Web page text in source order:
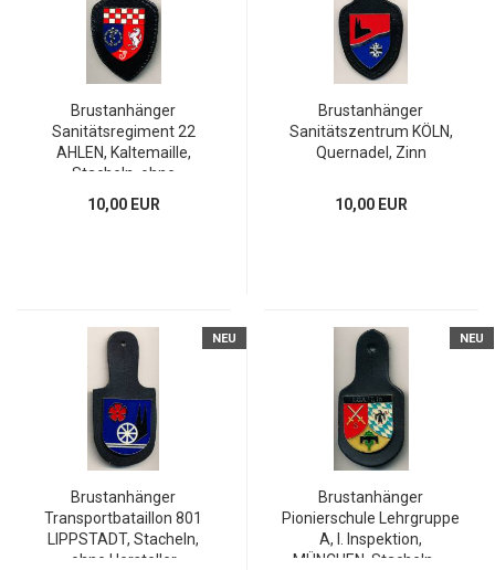
Brustanhänger
Sanitätsregiment 22
AHLEN, Kaltemaille,
Stacheln, ohne
Hersteller...
10,00 EUR
Brustanhänger
Sanitätszentrum KÖLN,
Quernadel, Zinn
10,00 EUR
NEU
Brustanhänger
Transportbataillon 801
LIPPSTADT, Stacheln,
ohne Hersteller
NEU
Brustanhänger
Pionierschule Lehrgruppe
A, I. Inspektion,
MÜNCHEN, Stacheln, ...